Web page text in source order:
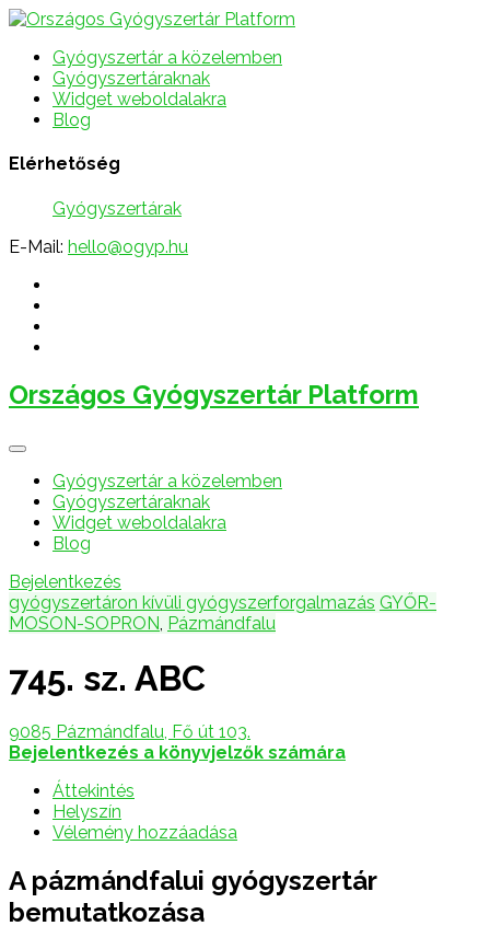
Gyógyszertár a közelemben
Gyógyszertáraknak
Widget weboldalakra
Blog
Elérhetőség
Gyógyszertárak
E-Mail: hello@ogyp.hu
Országos Gyógyszertár Platform
Gyógyszertár a közelemben
Gyógyszertáraknak
Widget weboldalakra
Blog
Bejelentkezés
gyógyszertáron kívüli gyógyszerforgalmazás GYŐR-
MOSON-SOPRON, Pázmándfalu
745. sz. ABC
9085 Pázmándfalu, Fő út 103.
Bejelentkezés a könyvjelzők számára
Áttekintés
Helyszín
Vélemény hozzáadása
A pázmándfalui gyógyszertár
bemutatkozása